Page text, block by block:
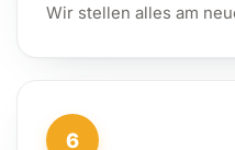
Wir stellen alles am
6